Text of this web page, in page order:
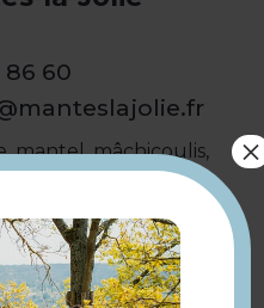
86 60
mantel, mâchicoulis,
ravelin, échauguette,
mots désignent des
de défense mis en
se protéger des
×